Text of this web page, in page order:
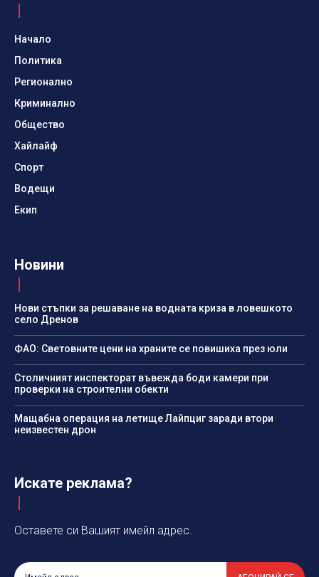
Начало
Политика
Регионално
Криминално
Общество
Хайлайф
Спорт
Водещи
Екип
Новини
Нови стъпки за решаване на водната криза в ловешкото
село Дренов
ФАО: Световните цени на храните се повишиха през юли
Столичният инспекторат въвежда боди камери при
проверки на строителни обекти
Мащабна операция на летище Лайпциг заради втори
неизвестен дрон
Искате реклама?
Оставете си Вашият имейл адрес.